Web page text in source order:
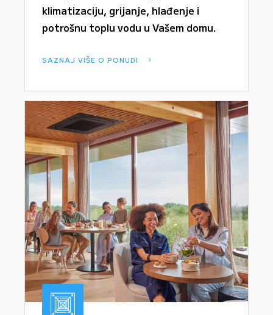
klimatizaciju, grijanje, hlađenje i
potrošnu toplu vodu u Vašem domu.
SAZNAJ VIŠE O PONUDI